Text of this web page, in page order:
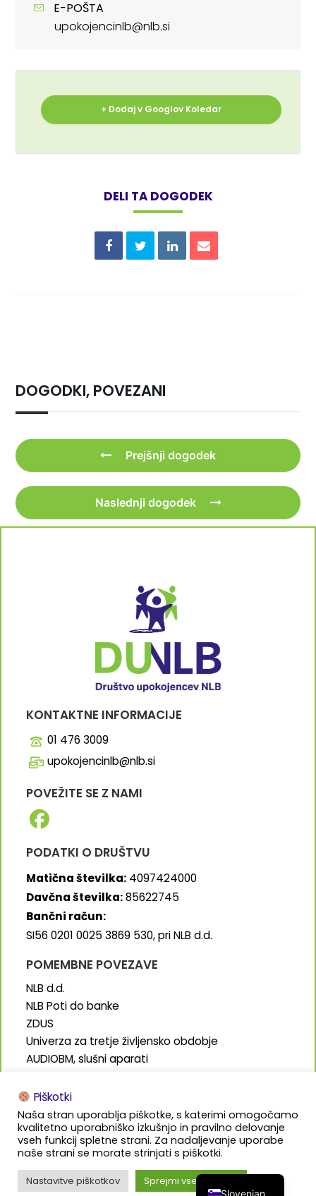
E-POŠTA
upokojencinlb@nlb.si
+ Dodaj v Googlov Koledar
DELI TA DOGODEK
DOGODKI, POVEZANI
Prejšnji dogodek
Naslednji dogodek
KONTAKTNE INFORMACIJE
01 476 3009
upokojencinlb@nlb.si
POVEŽITE SE Z NAMI
PODATKI O DRUŠTVU
Matična številka:4097424000
Davčna številka:85622745
Bančni račun:
SI56 0201 0025 3869 530, pri NLB d.d.
POMEMBNE POVEZAVE
NLB d.d.
NLB Poti do banke
ZDUS
Univerza za tretje življensko obdobje
AUDIOBM, slušni aparati
Izdelava in oblikovanje:Bališ.marketing
Piškotki
Naša stran uporablja piškotke, s katerimi omogočamo
kvalitetno uporabniško izkušnjo in pravilno delovanje
vseh funkcij spletne strani. Za nadaljevanje uporabe
naše strani se morate strinjati s piškotki.
Nastavitve piškotkov Sprejmi vse piškotke
Slovenian